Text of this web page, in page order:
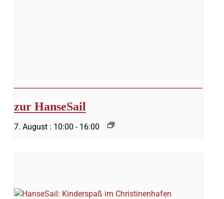
zur HanseSail
7. August : 10:00 - 16:00